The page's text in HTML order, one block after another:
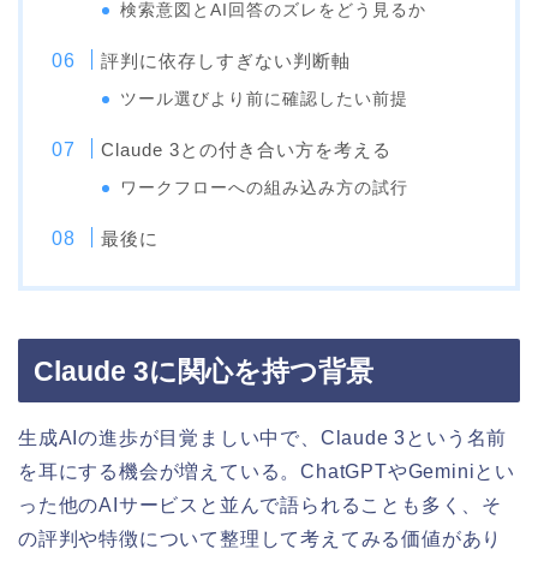
検索意図とAI回答のズレをどう見るか
評判に依存しすぎない判断軸
ツール選びより前に確認したい前提
Claude 3との付き合い方を考える
ワークフローへの組み込み方の試行
最後に
Claude 3に関心を持つ背景
生成AIの進歩が目覚ましい中で、Claude 3という名前
を耳にする機会が増えている。ChatGPTやGeminiとい
った他のAIサービスと並んで語られることも多く、そ
の評判や特徴について整理して考えてみる価値があり